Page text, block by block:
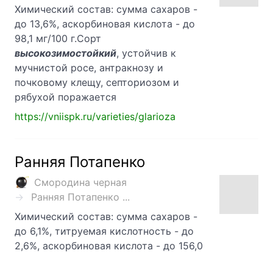
Химический состав: сумма сахаров -
до 13,6%, аскорбиновая кислота - до
98,1 мг/100 г.Сорт
высокозимостойкий, устойчив к
мучнистой росе, антракнозу и
почковому клещу, септориозом и
рябухой поражается
https://vniispk.ru/varieties/glarioza
Ранняя Потапенко
Смородина черная
Ранняя Потапенко ...
Химический состав: сумма сахаров -
до 6,1%, титруемая кислотность - до
2,6%, аскорбиновая кислота - до 156,0